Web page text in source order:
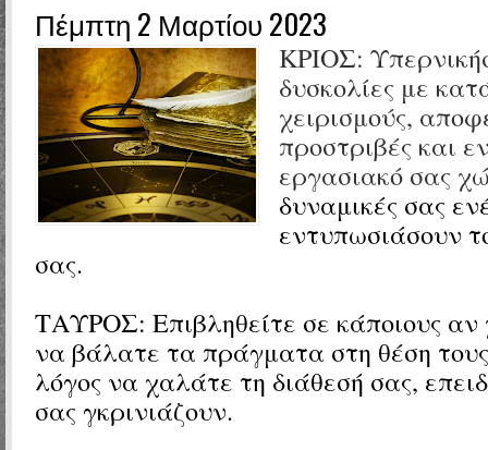
Πέμπτη 2 Μαρτίου 2023
ΚΡΙΟΣ:
δυσκολίες με
χειρισμούς,
προστριβές και
εργασιακό σας
δυναμικές σας
εντυπωσιάσουν
σας.
ΤΑΥΡΟΣ: Επιβληθείτε σε κάποιους αν
να βάλατε τα πράγματα στη θέση
λόγος να χαλάτε τη διάθεσή σας,
σας γκρινιάζουν.